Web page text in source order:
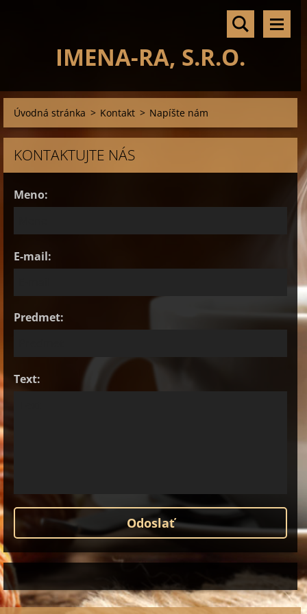
IMENA-RA, S.R.O.
Úvodná stránka > Kontakt > Napíšte nám
KONTAKTUJTE NÁS
Meno:
E-mail:
Predmet:
Text: